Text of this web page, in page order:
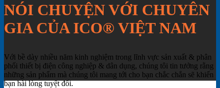
NÓI CHUYỆN VỚI CHUYÊN
GIA CỦA ICO® VIỆT NAM
Với bề dày nhiều năm kinh nghiệm trong lĩnh vực sản xuất & phân
phối thiết bị điện công nghiệp & dân dụng, chúng tôi tin tưởng rằng
những sản phẩm mà chúng tôi mang tới cho bạn chắc chắn sẽ khiến
bạn hài lòng tuyệt đối.